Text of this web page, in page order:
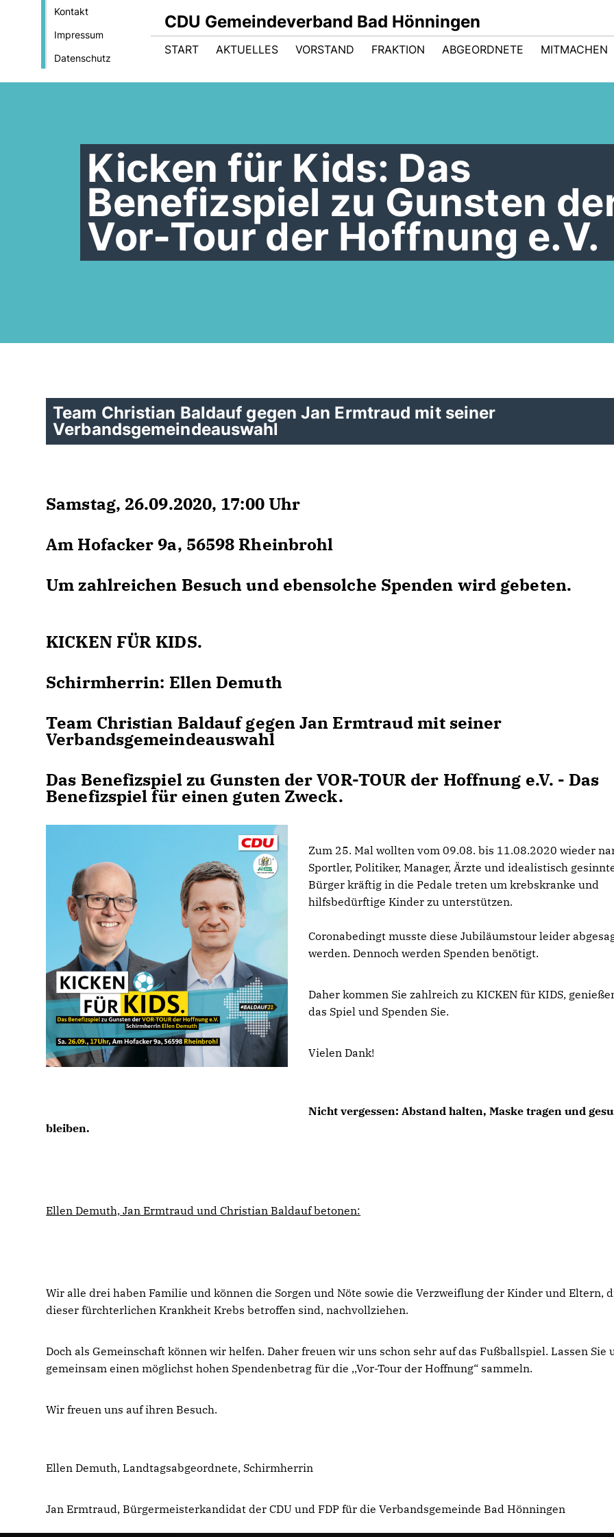
Kontakt
Impressum
Datenschutz
CDU Gemeindeverband Bad Hönningen
START AKTUELLES VORSTAND FRAKTION ABGEORDNETE MITMACHEN
Kicken für Kids: Das
Benefizspiel zu Gunsten
Vor-Tour der Hoffnung e.V.
Team Christian Baldauf gegen Jan Ermtraud mit seiner
Verbandsgemeindeauswahl
Samstag, 26.09.2020, 17:00 Uhr
Am Hofacker 9a, 56598 Rheinbrohl
Um zahlreichen Besuch und ebensolche Spenden wird gebeten.
KICKEN FÜR KIDS.
Schirmherrin: Ellen Demuth
Team Christian Baldauf gegen Jan Ermtraud mit seiner
Verbandsgemeindeauswahl
Das Benefizspiel zu Gunsten der VOR-TOUR der Hoffnung e.V. - Das
Benefizspiel für einen guten Zweck.
Zum 25. Mal wollten vom 09.08. bis 11.08.2020 wieder
Sportler, Politiker, Manager, Ärzte und idealistisch
Bürger kräftig in die Pedale treten um krebskranke und
hilfsbedürftige Kinder zu unterstützen.
Coronabedingt musste diese Jubiläumstour leider
werden. Dennoch werden Spenden benötigt.
Daher kommen Sie zahlreich zu KICKEN für KIDS,
das Spiel und Spenden Sie.
Vielen Dank!
Nicht vergessen:Abstand halten, Maske tragen und
bleiben.
Ellen Demuth, Jan Ermtraud und Christian Baldauf betonen:
Wir alle drei haben Familie und können die Sorgen und Nöte sowie die Verzweiflung der Kinder und Eltern,
dieser fürchterlichen Krankheit Krebs betroffen sind, nachvollziehen.
Doch als Gemeinschaft können wir helfen. Daher freuen wir uns schon sehr auf das Fußballspiel. Lassen Sie
gemeinsam einen möglichst hohen Spendenbetrag für die ,,Vor-Tour der Hoffnung“ sammeln.
Wir freuen uns auf ihren Besuch.
Ellen Demuth, Landtagsabgeordnete, Schirmherrin
Jan Ermtraud, Bürgermeisterkandidat der CDU und FDP für die Verbandsgemeinde Bad Hönningen